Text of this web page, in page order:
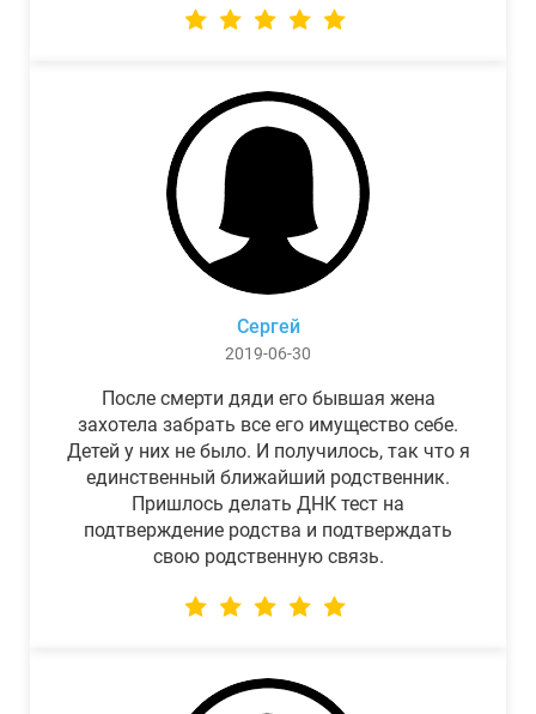
Сергей
2019-06-30
После смерти дяди его бывшая жена
захотела забрать все его имущество себе.
Детей у них не было. И получилось, так что я
единственный ближайший родственник.
Пришлось делать ДНК тест на
подтверждение родства и подтверждать
свою родственную связь.